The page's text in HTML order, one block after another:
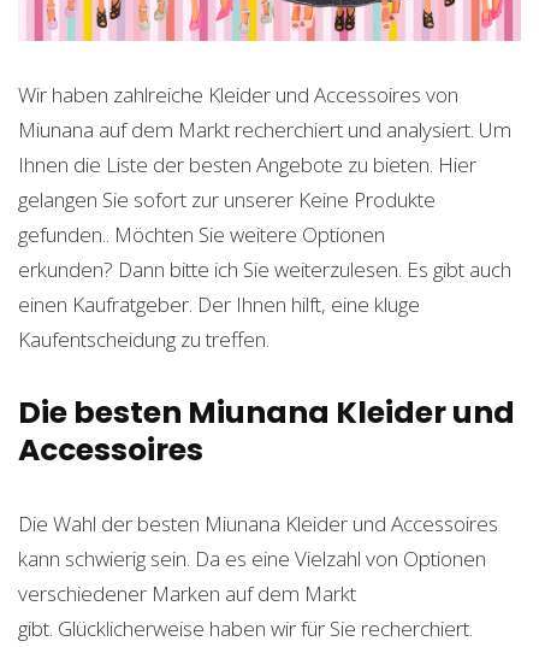
Wir haben zahlreiche Kleider und Accessoires von
Miunana auf dem Markt recherchiert und analysiert. Um
Ihnen die Liste der besten Angebote zu bieten. Hier
gelangen Sie sofort zur unserer Keine Produkte
gefunden. . Möchten Sie weitere Optionen
erkunden? Dann bitte ich Sie weiterzulesen. Es gibt auch
einen Kaufratgeber. Der Ihnen hilft, eine kluge
Kaufentscheidung zu treffen.
Die besten Miunana Kleider und
Accessoires
Die Wahl der besten Miunana Kleider und Accessoires
kann schwierig sein. Da es eine Vielzahl von Optionen
verschiedener Marken auf dem Markt
gibt. Glücklicherweise haben wir für Sie recherchiert.